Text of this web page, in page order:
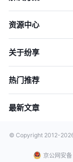
资源中心
关于纷享
热门推荐
最新文章
© Copyright 2012-
京公网安